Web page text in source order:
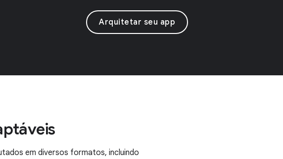
Arquitetar seu app
em diversos formatos, incluindo